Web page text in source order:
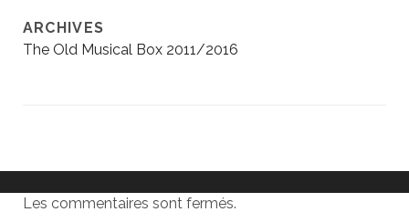
ARCHIVES
The Old Musical Box 2011/2016
Les commentaires sont fermés.